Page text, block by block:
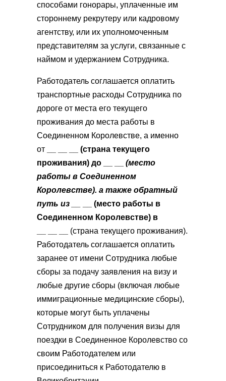
способами гонорары, уплаченные им
стороннему рекрутеру или кадровому
агентству, или их уполномоченным
представителям за услуги, связанные с
наймом и удержанием Сотрудника.
Работодатель соглашается оплатить
транспортные расходы Сотрудника по
дороге от места его текущего
проживания до места работы в
Соединенном Королевстве, а именно
от
__ (страна текущего
проживания) до __
(место
работы в Соединенном
Королевстве). а также обратный
путь из __
(место работы в
Соединенном Королевстве) в
(страна текущего проживания).
Работодатель соглашается оплатить
заранее от имени Сотрудника любые
сборы за подачу заявления на визу и
любые другие сборы (включая любые
иммиграционные медицинские сборы),
которые могут быть уплачены
Сотрудником для получения визы для
поездки в Соединенное Королевство со
своим Работодателем или
присоединиться к Работодателю в